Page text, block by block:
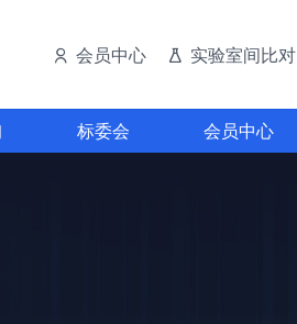
会员中心 实验室间比对
标委会 会员中心